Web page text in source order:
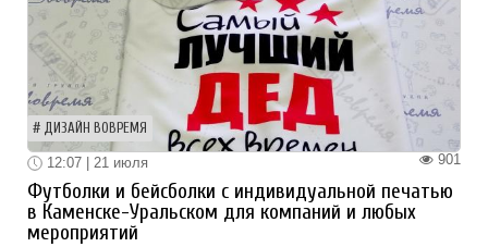
ДИЗАЙН ВОВРЕМЯ
901
12:07 | 21 июля
Футболки и бейсболки с индивидуальной печатью
в Каменске-Уральском для компаний и любых
мероприятий